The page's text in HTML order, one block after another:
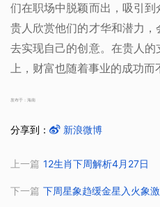
们在职场中脱颖而出，吸引到
贵人欣赏他们的才华和潜力
去实现自己的创意。在贵人
上，财富也随着事业的成功而
发布于：海南
分享到： 新浪微博
上一篇 12生肖下周解析4月27日
下一篇 下周星象趋缓金星入火象